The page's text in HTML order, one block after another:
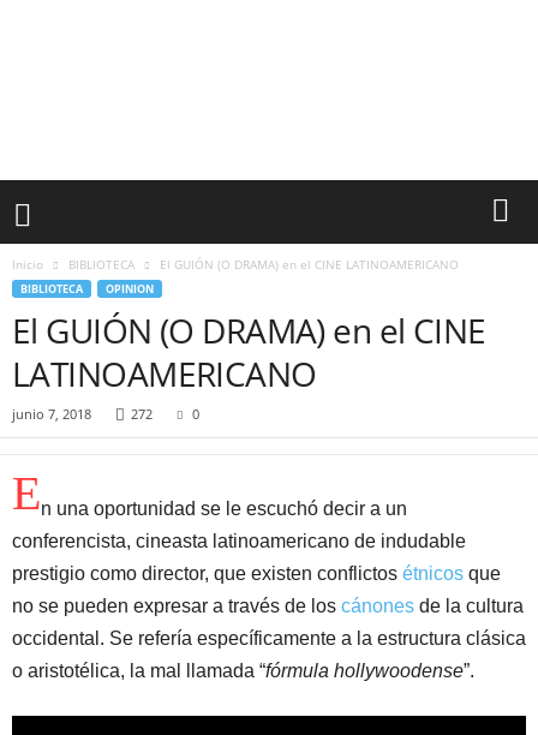
Inicio BIBLIOTECA El GUIÓN (O DRAMA) en el CINE LATINOAMERICANO
BIBLIOTECA OPINION
El GUIÓN (O DRAMA) en el CINE
LATINOAMERICANO
junio 7, 2018 272 0
En una oportunidad se le escuchó decir a un
conferencista, cineasta latinoamericano de indudable
prestigio como director, que existen conflictos étnicos que
no se pueden expresar a través de los cánones de la cultura
occidental. Se refería específicamente a la estructura clásica
o aristotélica, la mal llamada “fórmula hollywoodense”.